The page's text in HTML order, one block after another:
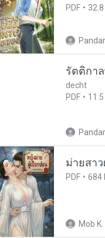
PDF
รัตติกา
decht
PDF
ม่ายสา
PDF 684
Mob K.